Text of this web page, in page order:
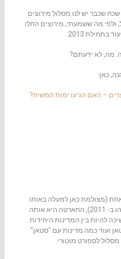
שכבר יש לנו מסלול מירוצים
ולפי מה ששמעתי, מירוצים החלו
בתחילת 2013.
מה, לא ידעתם?
כאן:
– האם הגיעו ימות המשיח?
(מצולמת כאן למעלה באותו
אירוע הכרזה פטתי מתישהו ב- 2011), החארטה היא אותה
להיות בין המדינות היחידות
ועוד כמה מדינות עם "סטאן"
לספורט מוטורי.